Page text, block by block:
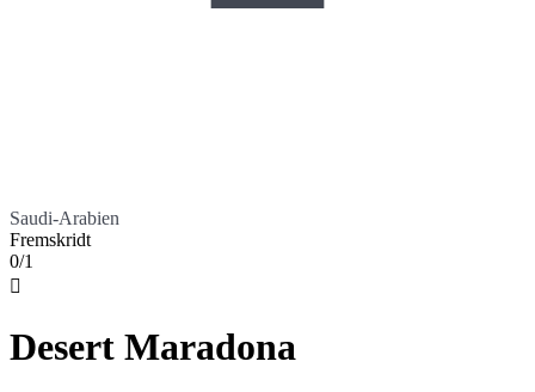
Saudi-Arabien
Fremskridt
0/1

Desert Maradona